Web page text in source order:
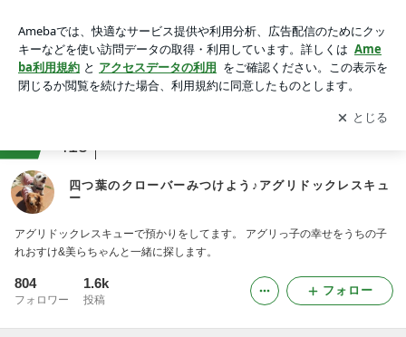
アプリをダウンロードして ブログの更新通知
を受け取りまし
ょう。
開く
415
四つ葉のクローバーみつけよう♪アグリドックレスキュ
ー
アグリドックレスキューで預かりをしてます。 アグリっ子の幸せをうちの子
れおすけ&美らちゃんと一緒に探します。
804
フォロワー
1.6k
投稿
フォロー